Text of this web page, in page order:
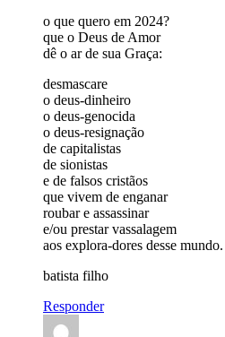
o que quero em 2024?
que o Deus de Amor
dê o ar de sua Graça:
desmascare
o deus-dinheiro
o deus-genocida
o deus-resignação
de capitalistas
de sionistas
e de falsos cristãos
que vivem de enganar
roubar e assassinar
e/ou prestar vassalagem
aos explora-dores desse mundo.
batista filho
Responder